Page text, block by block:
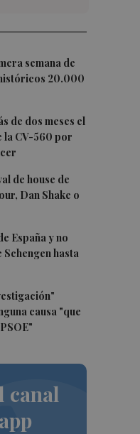
semana de
20.000
de dos meses el
la CV-560 por
de house de
Dan Shake o
España y no
Schengen hasta
causa "que
canal